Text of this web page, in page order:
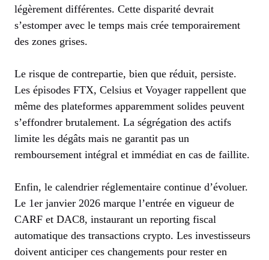
légèrement différentes. Cette disparité devrait
s’estomper avec le temps mais crée temporairement
des zones grises.
Le risque de contrepartie, bien que réduit, persiste.
Les épisodes FTX, Celsius et Voyager rappellent que
même des plateformes apparemment solides peuvent
s’effondrer brutalement. La ségrégation des actifs
limite les dégâts mais ne garantit pas un
remboursement intégral et immédiat en cas de faillite.
Enfin, le calendrier réglementaire continue d’évoluer.
Le 1er janvier 2026 marque l’entrée en vigueur de
CARF et DAC8, instaurant un reporting fiscal
automatique des transactions crypto. Les investisseurs
doivent anticiper ces changements pour rester en